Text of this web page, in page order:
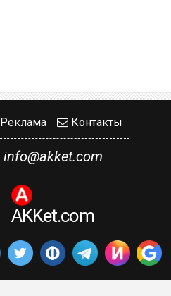
Реклама Контакты
info@akket.com
AKKet.com